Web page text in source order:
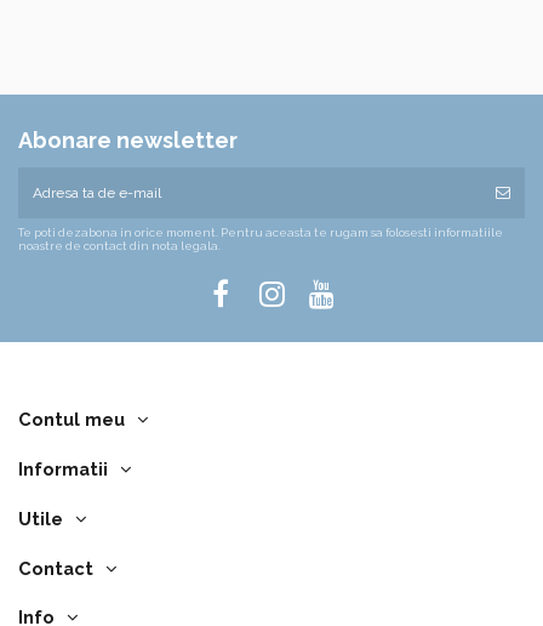
Abonare newsletter
Te poti dezabona in orice moment. Pentru aceasta te rugam sa folosesti informatiile
noastre de contact din nota legala.
Contul meu
Informatii
Utile
Contact
Info